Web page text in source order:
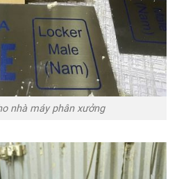
nhà máy phân xưởng